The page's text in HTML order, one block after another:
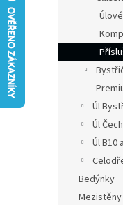
l
Úl
Úl
Úl B10
Bedýnky